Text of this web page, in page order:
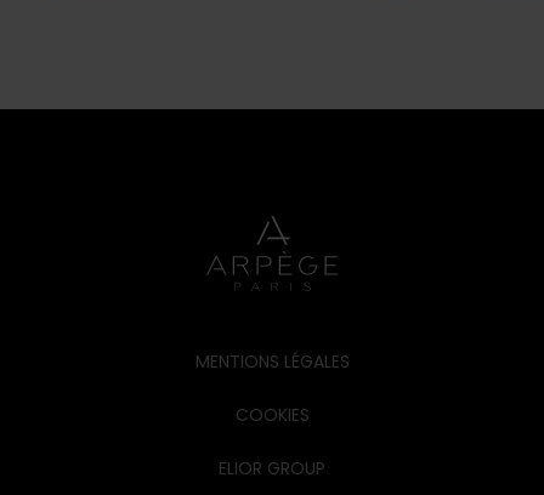
MENTIONS LÉGALES
COOKIES
ELIOR GROUP